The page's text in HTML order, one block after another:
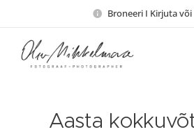
Broneeri I Kirjuta
Aasta